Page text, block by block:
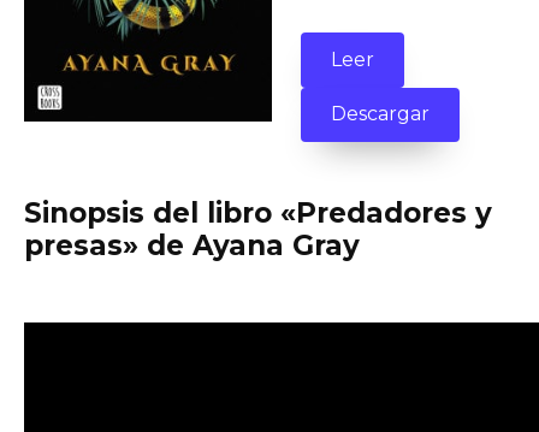
Leer
Descargar
Sinopsis del libro «Predadores y
presas» de Ayana Gray